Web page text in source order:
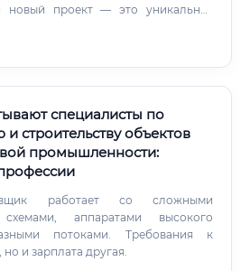
новый проект — это уникальная
Видимый результат труда: В
ключевой вклад.
специалисты по
строительству объектов
промышленности:
работает со сложными
схемами, аппаратами высокого
потоками. Требования к
и зарплата другая.